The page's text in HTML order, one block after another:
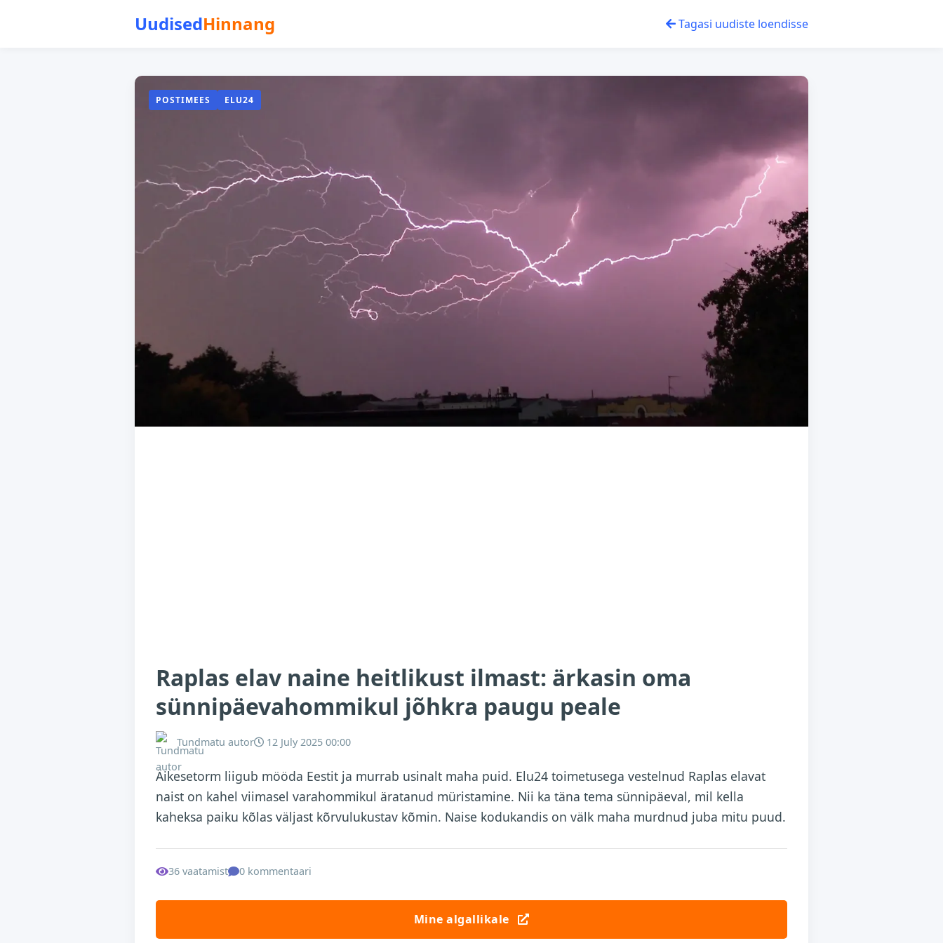
UudisedHinnang Tagasi uudiste loendisse
POSTIMEES ELU24
Raplas elav naine heitlikust ilmast: ärkasin oma
sünnipäevahommikul jõhkra paugu peale
Tundmatu autor 12 July 2025 00:00
Äikesetorm liigub mööda Eestit ja murrab usinalt maha puid. Elu24 toimetusega vestelnud Raplas elavat
naist on kahel viimasel varahommikul äratanud müristamine. Nii ka täna tema sünnipäeval, mil kella
kaheksa paiku kõlas väljast kõrvulukustav kõmin. Naise kodukandis on välk maha murdnud juba mitu puud.
36 vaatamist 0 kommentaari
Mine algallikale